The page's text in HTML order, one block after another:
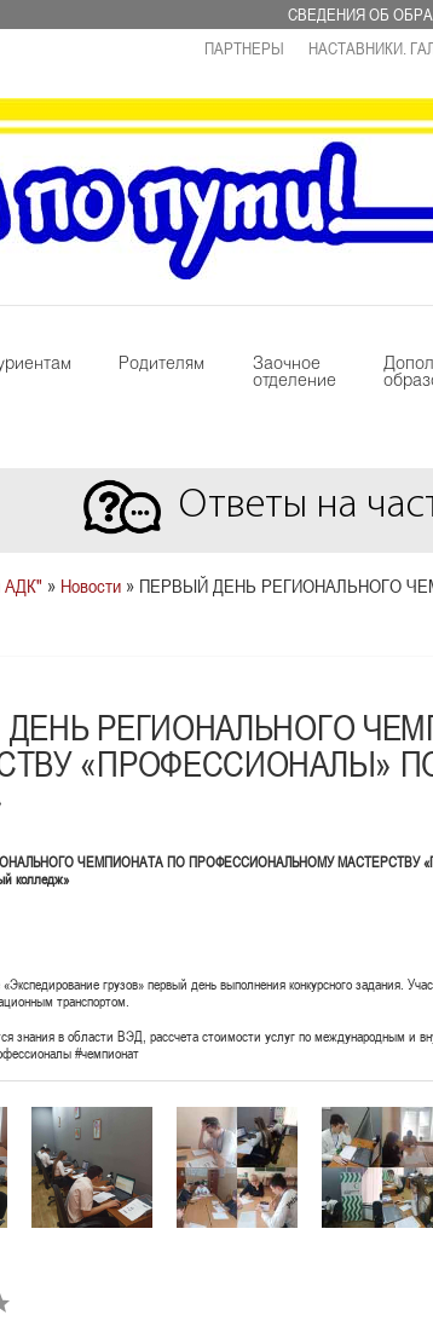
СВЕДЕНИЯ ОБ
ПАРТНЕРЫ
НАСТАВНИКИ.
Родителям
Заочное
отделение
Ответы на
АДК" » Новости» ПЕРВЫЙ ДЕНЬ РЕГИОНАЛЬНОГО
РЕГИОНАЛЬНОГО
«ПРОФЕССИОНАЛЫ»
ЧЕМПИОНАТА ПО ПРОФЕССИОНАЛЬНОМУ МАСТЕРСТВУ
колледж»
грузов» первый день выполнения конкурсного задания.
транспортом.
знания в области ВЭД, рассчета стоимости услуг по международным и
#чемпионат